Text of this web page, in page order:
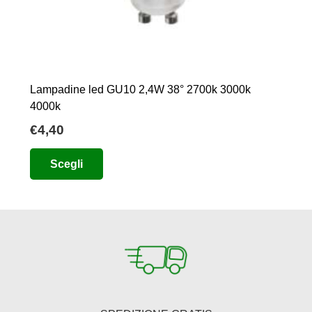
Lampadine led GU10 2,4W 38° 2700k 3000k
4000k
€4,40
Scegli
opzioni